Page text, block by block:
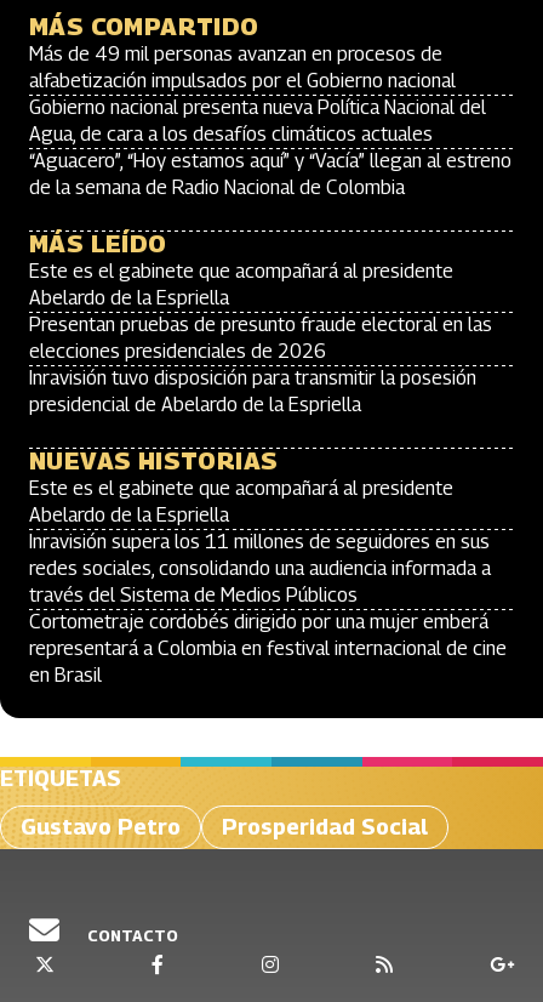
MÁS COMPARTIDO
Más de 49 mil personas avanzan en procesos de
alfabetización impulsados por el Gobierno nacional
Gobierno nacional presenta nueva Política Nacional del
Agua, de cara a los desafíos climáticos actuales
“Aguacero”, “Hoy estamos aquí” y “Vacía” llegan al estreno
de la semana de Radio Nacional de Colombia
MÁS LEÍDO
Este es el gabinete que acompañará al presidente
Abelardo de la Espriella
Presentan pruebas de presunto fraude electoral en las
elecciones presidenciales de 2026
Inravisión tuvo disposición para transmitir la posesión
presidencial de Abelardo de la Espriella
NUEVAS HISTORIAS
Este es el gabinete que acompañará al presidente
Abelardo de la Espriella
Inravisión supera los 11 millones de seguidores en sus
redes sociales, consolidando una audiencia informada a
través del Sistema de Medios Públicos
Cortometraje cordobés dirigido por una mujer emberá
representará a Colombia en festival internacional de cine
en Brasil
ETIQUETAS
Gustavo Petro
Prosperidad Social
CONTACTO